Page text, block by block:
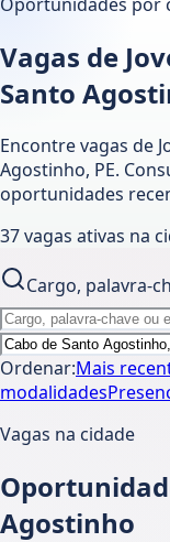
Vagas de
Santo
Encontre vagas de
Agostinho, PE.
oportunidades
37vagas ativas na
Cargo, palavra-
Ordenar:Mais
modalidades
Vagas na cidade
Agostinho